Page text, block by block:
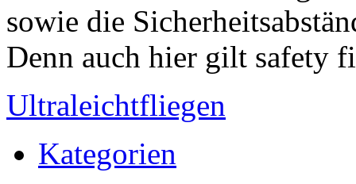
sowie die
Denn auch hier gilt safety
Ultraleichtfliegen
Kategorien